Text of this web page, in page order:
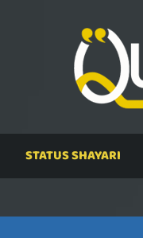
STATUS SHAYARI